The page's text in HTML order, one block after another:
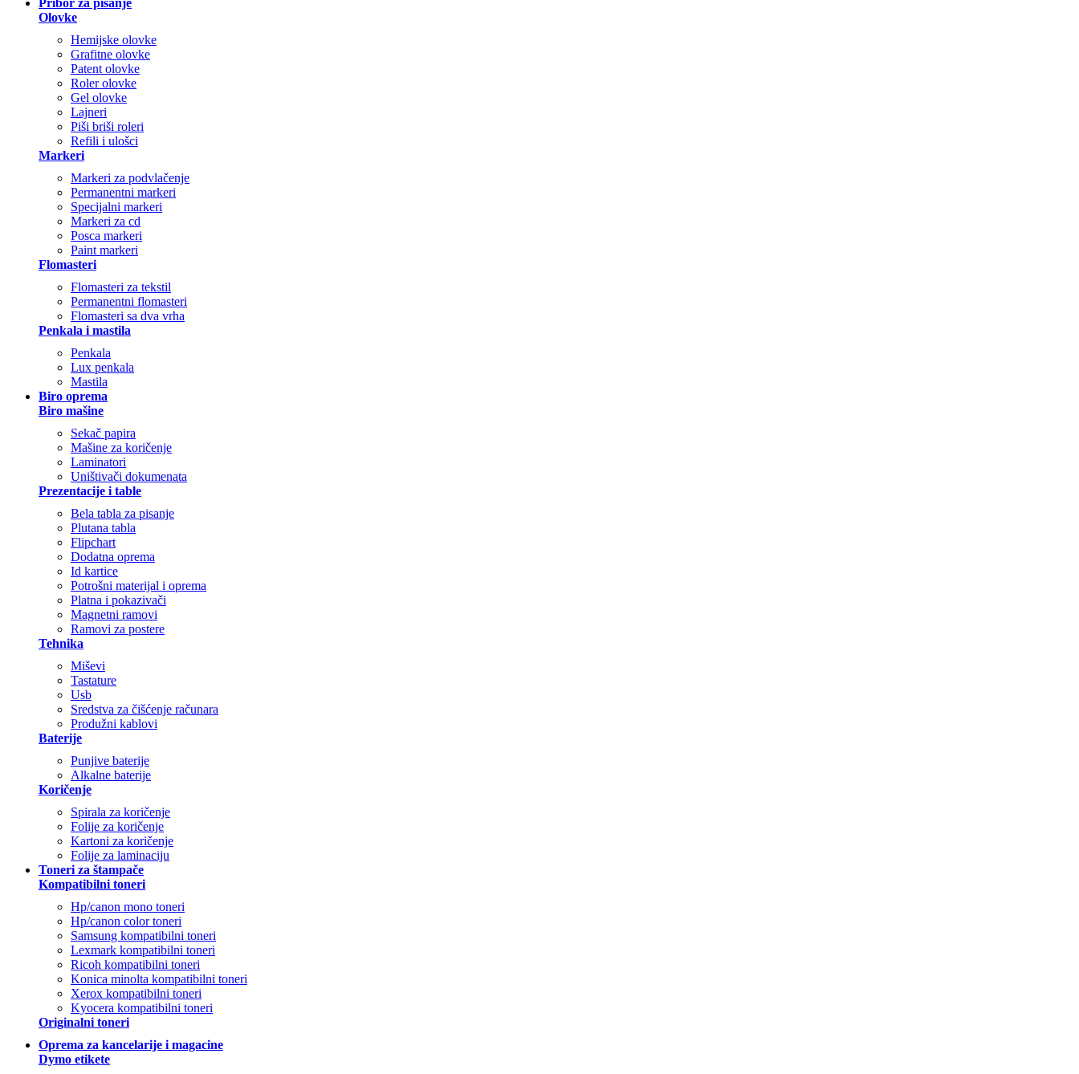
Pribor za pisanje
Olovke
Hemijske olovke
Grafitne olovke
Patent olovke
Roler olovke
Gel olovke
Lajneri
Piši briši roleri
Refili i ulošci
Markeri
Markeri za podvlačenje
Permanentni markeri
Specijalni markeri
Markeri za cd
Posca markeri
Paint markeri
Flomasteri
Flomasteri za tekstil
Permanentni flomasteri
Flomasteri sa dva vrha
Penkala i mastila
Penkala
Lux penkala
Mastila
Biro oprema
Biro mašine
Sekač papira
Mašine za koričenje
Laminatori
Uništivači dokumenata
Prezentacije i table
Bela tabla za pisanje
Plutana tabla
Flipchart
Dodatna oprema
Id kartice
Potrošni materijal i oprema
Platna i pokazivači
Magnetni ramovi
Ramovi za postere
Tehnika
Miševi
Tastature
Usb
Sredstva za čišćenje računara
Produžni kablovi
Baterije
Punjive baterije
Alkalne baterije
Koričenje
Spirala za koričenje
Folije za koričenje
Kartoni za koričenje
Folije za laminaciju
Toneri za štampače
Kompatibilni toneri
Hp/canon mono toneri
Hp/canon color toneri
Samsung kompatibilni toneri
Lexmark kompatibilni toneri
Ricoh kompatibilni toneri
Konica minolta kompatibilni toneri
Xerox kompatibilni toneri
Kyocera kompatibilni toneri
Originalni toneri
Oprema za kancelarije i magacine
Dymo etikete